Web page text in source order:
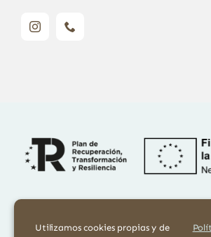
autor o autores y no reflejan necesariamente
Utilizamos cookies propias y de